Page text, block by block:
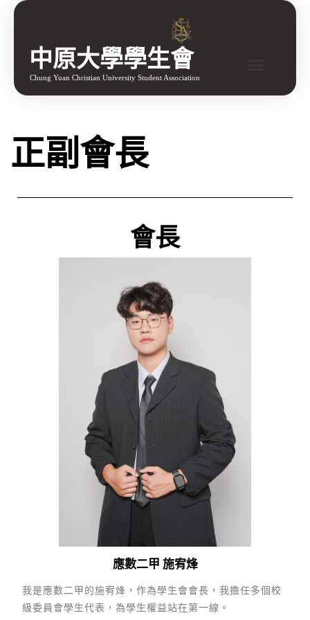
中原大學學生會
Chung Yuan Christian University Student Association
正副會長
會長
應數二甲 施宥烽
我是應數二甲的施宥烽，作為學生會會長，我擔任多個校
級委員會學生代表，為學生權益站在第一線。